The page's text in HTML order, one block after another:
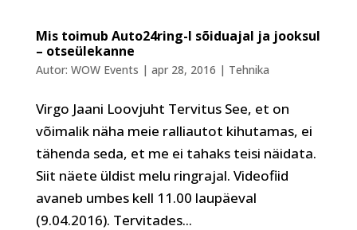
Mis toimub Auto24ring-l sõiduajal ja jooksul
– otseülekanne
Autor: WOW Events | apr 28, 2016 | Tehnika
Virgo Jaani Loovjuht Tervitus See, et on
võimalik näha meie ralliautot kihutamas, ei
tähenda seda, et me ei tahaks teisi näidata.
Siit näete üldist melu ringrajal. Videofiid
avaneb umbes kell 11.00 laupäeval
(9.04.2016). Tervitades...